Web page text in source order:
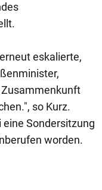
eskalierte,
so Kurz.
Sondersitzung
worden.